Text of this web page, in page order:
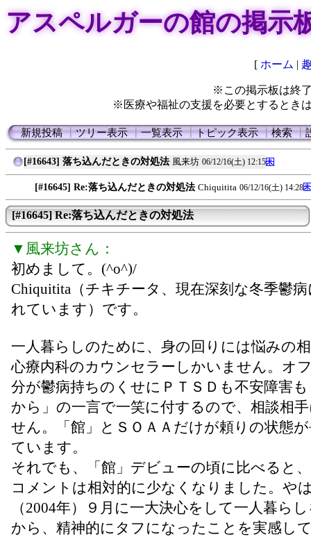
アスペルガーの館の掲示
[ ホーム |
※この掲示板は終
※医療や福祉の支援を必要とするとき
新規投稿┃ツリー表示┃一覧表示┃トピック表示┃検索┃
[#16643] 落ち込んだときの対処法 風来坊 06/12/16(土) 12:15
[#16645] Re:落ち込んだときの対処法 Chiquitita 06/12/16(土) 14:28
[#16645] Re:落ち込んだときの対処法
▼風来坊さん：
初めまして。(^o^)/
Chiquitita（チキチータ、現在深刻な冬季鬱
れています）です。
一人暮らしのために、身の回りには悩みの
心療内科のカウンセラーしかいません。オ
分が鬱病持ちのくせにＰＴＳＤも不安障害
から」の一言で一笑に付するので、相談相
せん。「館」とＳＯＡＡだけが頼りの状態
ています。
それでも、「館」デビューの頃に比べると
コメントは相対的に少なくなりました。や
（2004年）９月に一大決心をして一人暮ら
から、精神的にタフになったことを実感し